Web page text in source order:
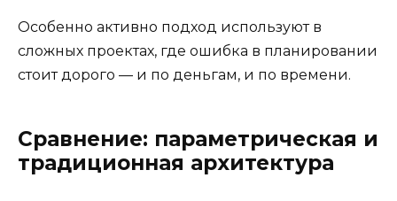
Особенно активно подход используют в
сложных проектах, где ошибка в планировании
стоит дорого — и по деньгам, и по времени.
Сравнение: параметрическая и
традиционная архитектура